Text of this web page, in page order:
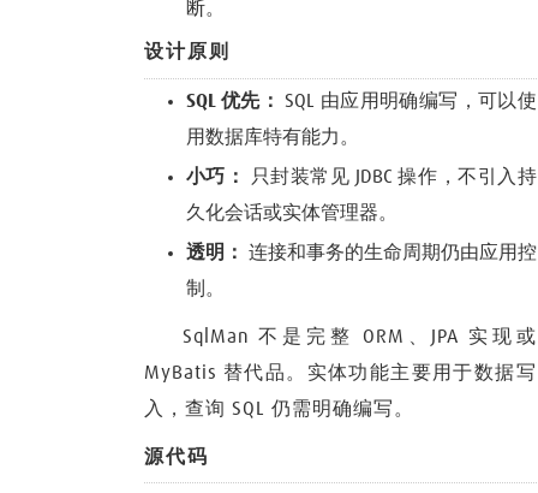
断。
设计原则
SQL 优先：
SQL 由应用明确编写，可以使
用数据库特有能力。
小巧：
只封装常见 JDBC 操作，不引入持
久化会话或实体管理器。
透明：
连接和事务的生命周期仍由应用控
制。
SqlMan 不是完整 ORM、JPA 实现或
MyBatis 替代品。实体功能主要用于数据写
入，查询 SQL 仍需明确编写。
源代码